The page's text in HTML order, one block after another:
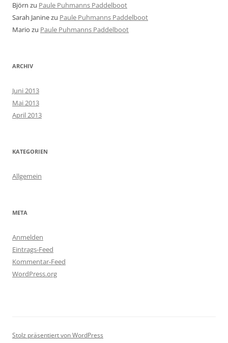
Björn zu Paule Puhmanns Paddelboot
Sarah Janinezu Paule Puhmanns Paddelboot
Mario zu Paule Puhmanns Paddelboot
ARCHIV
Juni 2013
Mai 2013
April 2013
KATEGORIEN
Allgemein
META
Anmelden
Eintrags-Feed
Kommentar-Feed
WordPress.org
Stolz präsentiert von WordPress